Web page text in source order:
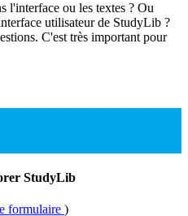
l'interface ou les textes ? Ou
utilisateur de StudyLib ?
C'est très important pour
StudyLib
formulaire )